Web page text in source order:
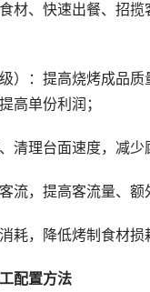
材、快速出餐、招揽
）：提高烧烤成品质
高单份利润；
清理台面速度，减少
流，提高客流量、额
耗，降低烤制食材损
配置方法